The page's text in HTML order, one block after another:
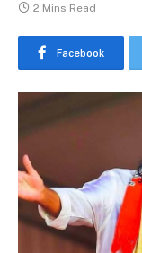
2 Mins Read
Facebook